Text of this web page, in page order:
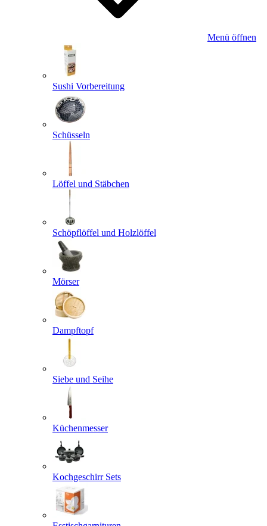
Menü öffnen
Sushi Vorbereitung
Schüsseln
Löffel und Stäbchen
Schöpflöffel und Holzlöffel
Mörser
Dampftopf
Siebe und Seihe
Küchenmesser
Kochgeschirr Sets